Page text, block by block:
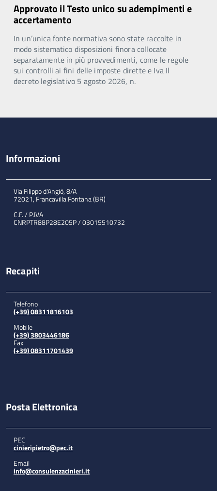
Approvato il Testo unico su adempimenti e
accertamento
In un’unica fonte normativa sono state raccolte in
modo sistematico disposizioni finora collocate
separatamente in più provvedimenti, come le regole
sui controlli ai fini delle imposte dirette e Iva Il
decreto legislativo 5 agosto 2026, n.
Informazioni
Via Filippo d'Angiò, 8/A
72021, Francavilla Fontana (BR)
C.F. / P.IVA
CNRPTR88P28E205P / 03015510732
Recapiti
Telefono
(+39) 08311816103
Mobile
(+39) 3803446186
Fax
(+39) 08311701439
Posta Elettronica
PEC
cinieripietro@pec.it
Email
info@consulenzacinieri.it